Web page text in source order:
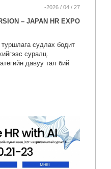
-2026 / 04 / 27
– JAPAN HR EXPO
судлах бодит
суралц.
давуу тал бий